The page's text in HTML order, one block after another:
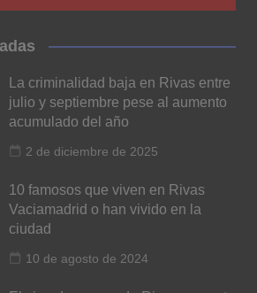
La criminalidad baja en Rivas entre
julio y septiembre pese al aumento
acumulado del año
2 de diciembre de 2025
10 famosos que viven en Rivas
Vaciamadrid o han vivido en la
ciudad
10 de agosto de 2024